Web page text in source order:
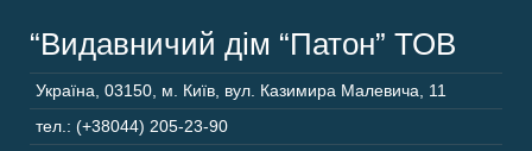
“Видавничий дім “Патон” ТОВ
Україна 03150 м. Київ, вул. Казимира Малевича, 11
тел.: (+38044) 205-23-90